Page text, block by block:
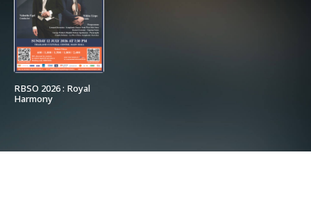
RBSO 2026 : Royal
Harmony